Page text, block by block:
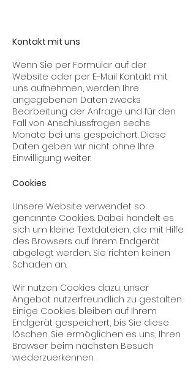
Kontakt mit uns
Wenn Sie per Formular auf der
Website oder per E-Mail Kontakt mit
uns aufnehmen, werden Ihre
angegebenen Daten zwecks
Bearbeitung der Anfrage und für den
Fall von Anschlussfragen sechs
Monate bei uns gespeichert. Diese
Daten geben wir nicht ohne Ihre
Einwilligung weiter.
Cookies
Unsere Website verwendet so
genannte Cookies. Dabei handelt es
sich um kleine Textdateien, die mit Hilfe
des Browsers auf Ihrem Endgerät
abgelegt werden. Sie richten keinen
Schaden an.
Wir nutzen Cookies dazu, unser
Angebot nutzerfreundlich zu gestalten.
Einige Cookies bleiben auf Ihrem
Endgerät gespeichert, bis Sie diese
löschen. Sie ermöglichen es uns, Ihren
Browser beim nächsten Besuch
wiederzuerkennen.